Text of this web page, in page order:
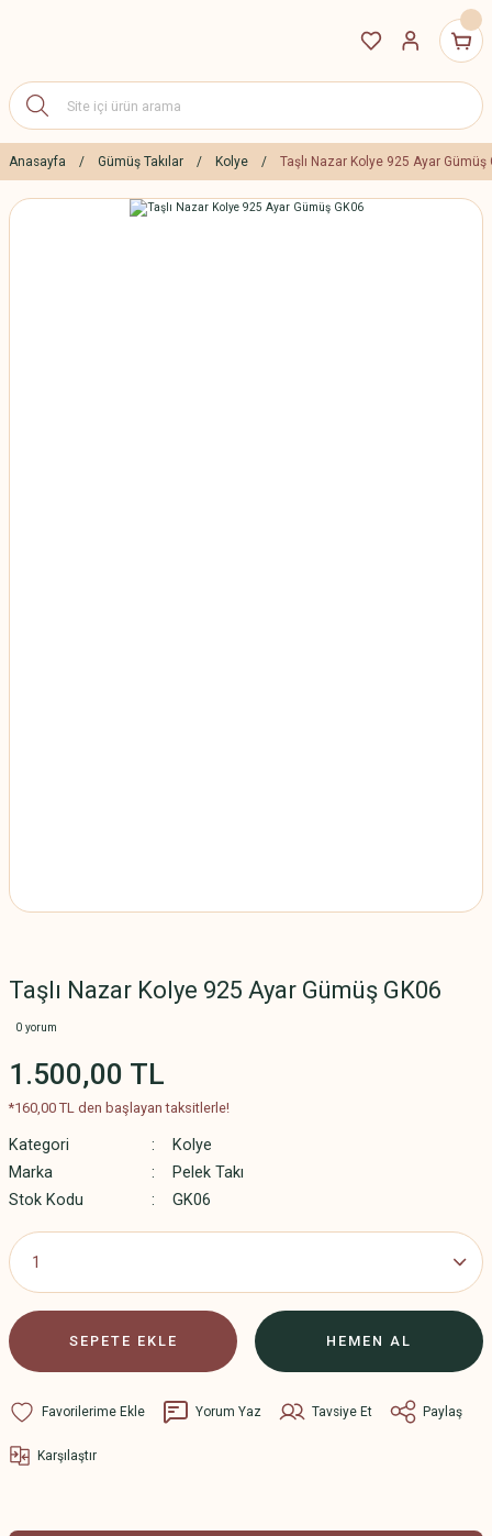
Anasayfa Gümüş Takılar Kolye Taşlı Nazar Kolye 925 Ayar Gümüş
Taşlı Nazar Kolye 925 Ayar Gümüş GK06
0 yorum
1.500,00 TL
*160,00 TL den başlayan taksitlerle!
Kategori
Kolye
Marka
Pelek Takı
Stok Kodu
GK06
SEPETE EKLE HEMEN AL
Yorum Yaz Tavsiye Et Paylaş
Karşılaştır